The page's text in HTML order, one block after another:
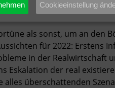
als sonst, um an den
für 2022: Erstens
in der Realwirtschaft
der real
überschattenden
Cookieeinstellung